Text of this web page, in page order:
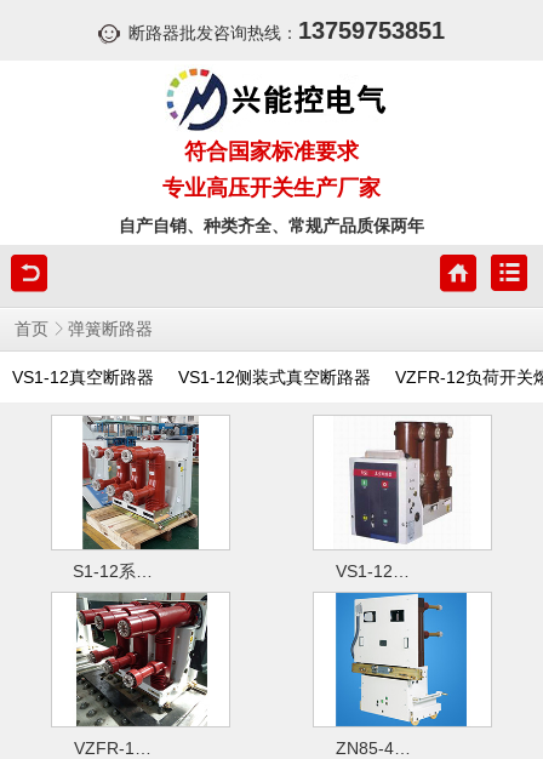
断路器批发咨询热线： 13759753851
符合国家标准要求
专业高压开关生产厂家
自产自销、种类齐全、常规产品质保两年
首页 弹簧断路器
VS1-12真空断路器 VS1-12侧装式真空断路器 VZFR-12负荷开关
S1-12系… VS1-12…
VZFR-1… ZN85-4…